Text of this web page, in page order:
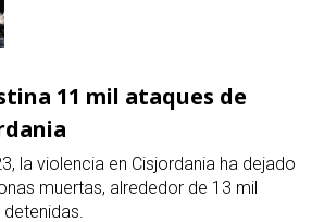
11 mil ataques de
la violencia en Cisjordania ha dejado
muertas, alrededor de 13 mil
detenidas.